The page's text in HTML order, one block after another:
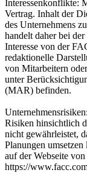
Interessenkonflikte:
Vertrag. Inhalt der
des Unternehmens
handelt daher bei
Interesse von der
redaktionelle
von Mitarbeitern
unter
(MAR) befinden.
Risiken hinsichtlich
nicht gewährleistet,
Planungen
auf der Webseite
https://